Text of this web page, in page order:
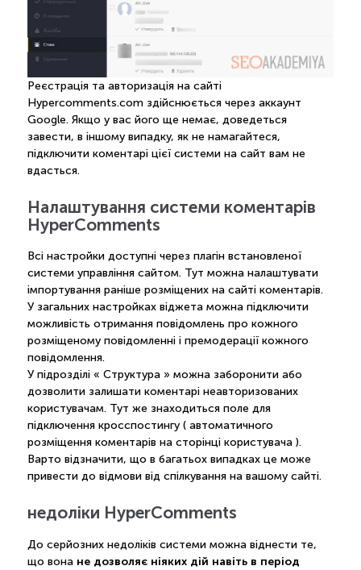
Реєстрація та авторизація на сайті
Hypercomments.com здійснюється через аккаунт
Google. Якщо у вас його ще немає, доведеться
завести, в іншому випадку, як не намагайтеся,
підключити коментарі цієї системи на сайт вам не
вдасться.
Налаштування системи коментарів
HyperComments
Всі настройки доступні через плагін встановленої
системи управління сайтом. Тут можна налаштувати
імпортування раніше розміщених на сайті коментарів.
У загальних настройках віджета можна підключити
можливість отримання повідомлень про кожного
розміщеному повідомленні і премодерації кожного
повідомлення.
У підрозділі « Структура » можна заборонити або
дозволити залишати коментарі неавторизованих
користувачам. Тут же знаходиться поле для
підключення кросспостингу ( автоматичного
розміщення коментарів на сторінці користувача ).
Варто відзначити, що в багатьох випадках це може
привести до відмови від спілкування на вашому сайті.
недоліки HyperComments
До серйозних недоліків системи можна віднести те,
що вонане дозволяє ніяких дій навіть в період